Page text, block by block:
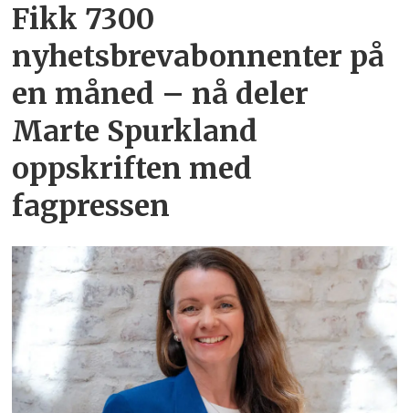
Fikk 7300
nyhetsbrevabonnenter på
en måned – nå deler
Marte Spurkland
oppskriften med
fagpressen